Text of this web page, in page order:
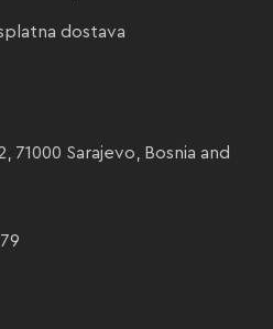
dostava
71000 Sarajevo, Bosnia and